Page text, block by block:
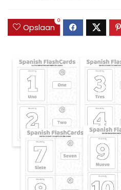
Opslaan
0